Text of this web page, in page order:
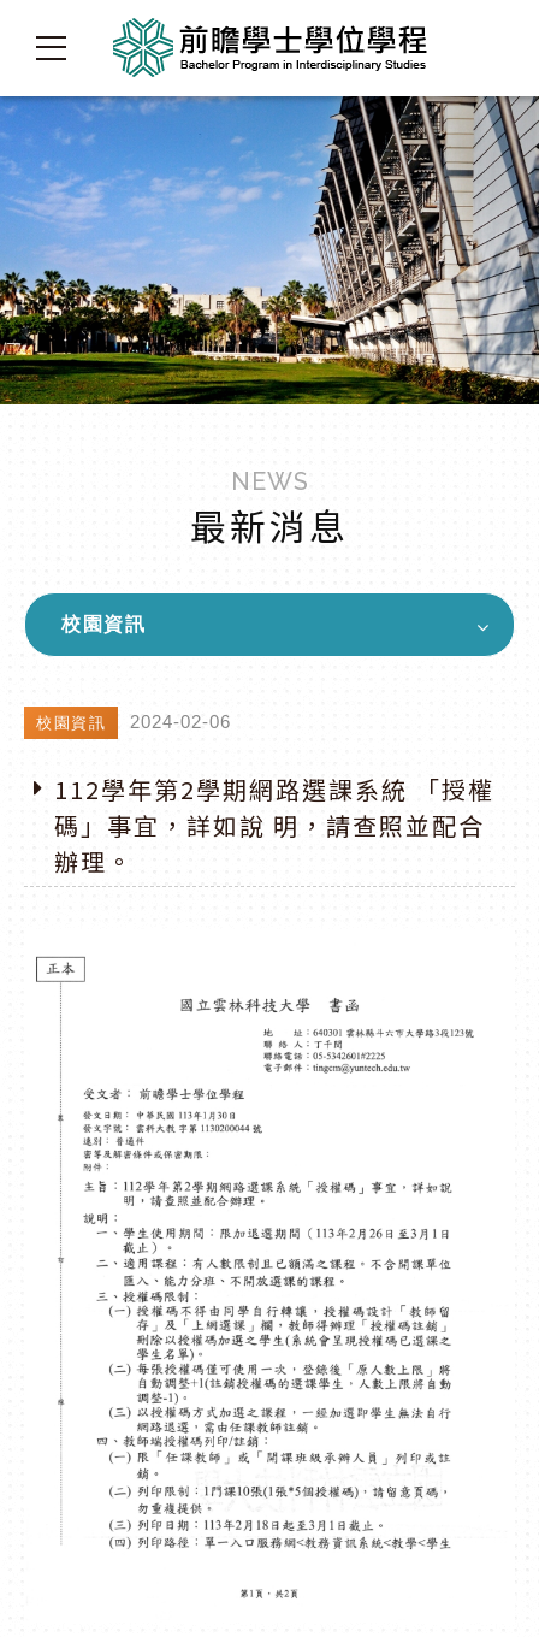
NEWS
最新消息
校園資訊
校園資訊 2024-02-06
112學年第2學期網路選課系統 「授權
碼」事宜，詳如說 明，請查照並配合
辦理。